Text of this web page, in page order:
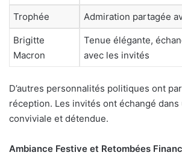
Trophée Admiration partagée
Brigitte
Macron
Tenue élégante,
avec les invités
D’autres personnalités politiques ont
réception. Les invités ont échangé
conviviale et détendue.
Ambiance Festive et Retombées